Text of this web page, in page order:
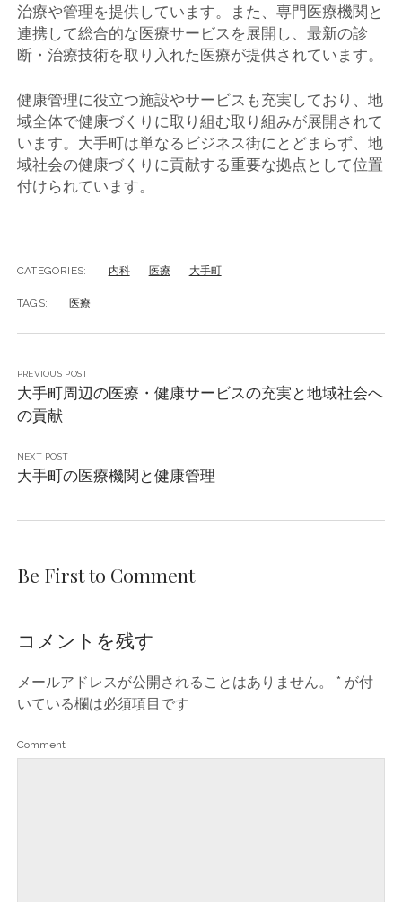
治療や管理を提供しています。また、専門医療機関と
連携して総合的な医療サービスを展開し、最新の診
断・治療技術を取り入れた医療が提供されています。
健康管理に役立つ施設やサービスも充実しており、地
域全体で健康づくりに取り組む取り組みが展開されて
います。大手町は単なるビジネス街にとどまらず、地
域社会の健康づくりに貢献する重要な拠点として位置
付けられています。
CATEGORIES: 内科 医療 大手町
TAGS: 医療
PREVIOUS POST
大手町周辺の医療・健康サービスの充実と地域社会へ
の貢献
NEXT POST
大手町の医療機関と健康管理
Be First to Comment
コメントを残す
メールアドレスが公開されることはありません。 * が付
いている欄は必須項目です
Comment